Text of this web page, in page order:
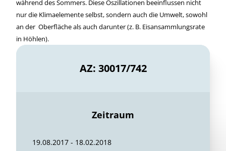
während des Sommers. Diese Oszillationen beeinflussen nicht
nur die Klimaelemente selbst, sondern auch die Umwelt, sowohl
an der Oberfläche als auch darunter (z. B. Eisansammlungsrate
in Höhlen).
AZ: 30017/742
Zeitraum
19.08.2017 - 18.02.2018